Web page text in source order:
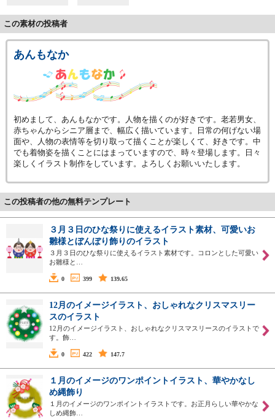
この素材の投稿者
あんもなか
初めまして、あんもなかです。人物を描くのが好きです。老若男女、
赤ちゃんからシニア層まで、幅広く描いています。日常の何げない場
面や、人物の表情等を切り取って描くことが楽しくて、好きです。中
でも着物姿を描くことにはまっていますので、時々登場します。日々
楽しくイラスト制作をしています。よろしくお願いいたします。
この投稿者の他の無料テンプレート
３月３日のひな祭りに使えるイラスト素材、可愛いお
雛様とぼんぼり飾りのイラスト
３月３日のひな祭りに使えるイラスト素材です。コロンとした可愛い
お雛様と…
0 399 139.65
12月のイメージイラスト、おしゃれなクリスマスリー
スのイラスト
12月のイメージイラスト、おしゃれなクリスマスリースのイラストで
す。飾…
0 422 147.7
１月のイメージのワンポイントイラスト、華やかなし
め縄飾り
１月のイメージのワンポイントイラストです。お正月らしい華やかな
しめ縄飾…